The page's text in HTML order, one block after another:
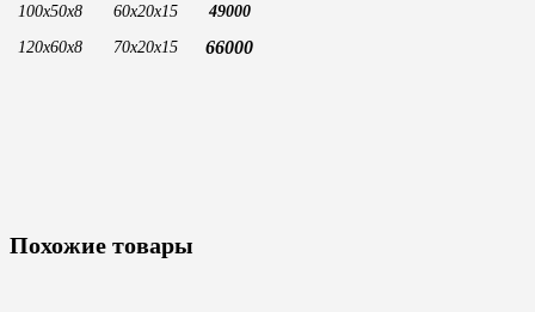
100х50х8 60х20х15
49000
120х60х8
70х20х15 66000
Похожие товары